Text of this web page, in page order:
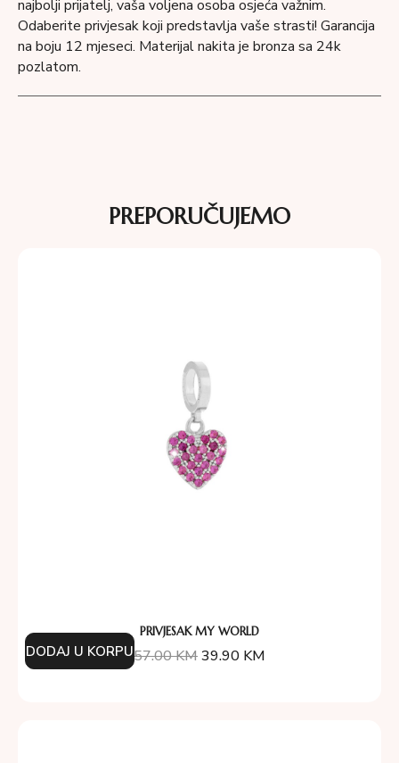
najbolji prijatelj, vaša voljena osoba osjeća važnim.
Odaberite privjesak koji predstavlja vaše strasti! Garancija
na boju 12 mjeseci. Materijal nakita je bronza sa 24k
pozlatom.
PREPORUČUJEMO
PRIVJESAK MY WORLD
57.00KM39.90 KM
DODAJ U KORPU